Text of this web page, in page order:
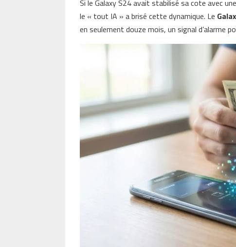
Si le Galaxy S24 avait stabilisé sa cote avec
le « tout IA » a brisé cette dynamique. Le
en seulement douze mois, un signal d’alarme